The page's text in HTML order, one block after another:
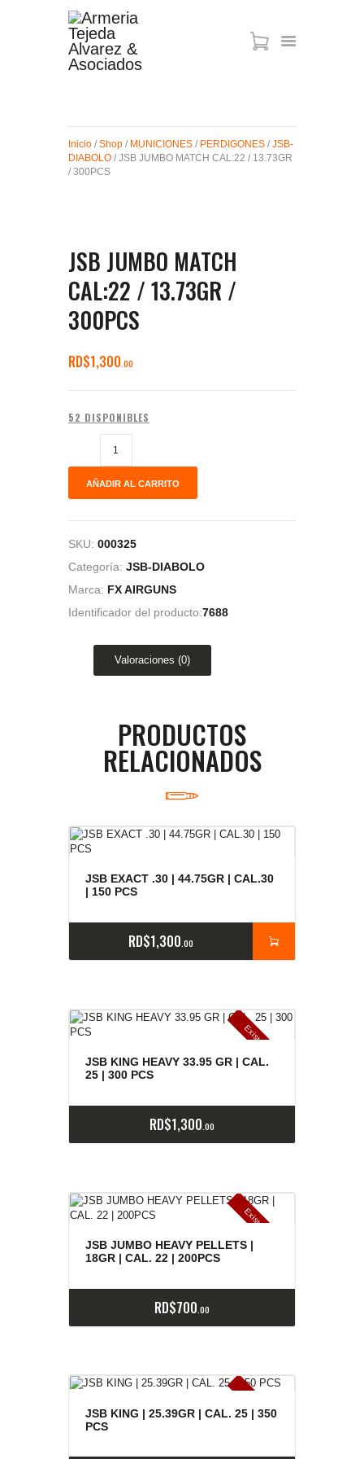
MIRAS
MUNICIONES
SABER TACTICAL
Inicio / Shop / MUNICIONES / PERDIGONES / JSB-
DIABOLO / JSB JUMBO MATCH CAL:22 / 13.73GR
/ 300PCS
JSB JUMBO MATCH
CAL:22 / 13.73GR /
300PCS
RD$1,300 00
52 DISPONIBLES
AÑADIR AL CARRITO
SKU: 000325
Categoría: JSB-DIABOLO
Marca: FX AIRGUNS
Identificador del producto:7688
Valoraciones (0)
PRODUCTOS
RELACIONADOS
JSB EXACT .30 | 44.75GR | CAL.30
| 150 PCS
RD$1,300 00
E
x
is
t
e
n
c
ia
s
a
g
o
t
a
d
a
s
JSB KING HEAVY 33.95 GR | CAL.
25 | 300 PCS
RD$1,300 00
E
x
is
t
en
c
ia
s
ag
o
t
a
d
a
s
JSB JUMBO HEAVY PELLETS |
18GR | CAL. 22 | 200PCS
RD$700 00
E
x
is
t
e
n
c
ia
s
a
g
o
t
a
d
a
s
JSB KING | 25.39GR | CAL. 25 | 350
PCS